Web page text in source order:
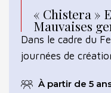
« Chistera »
Mauvaises
Dans le cadre du
journées de
À partir de 5